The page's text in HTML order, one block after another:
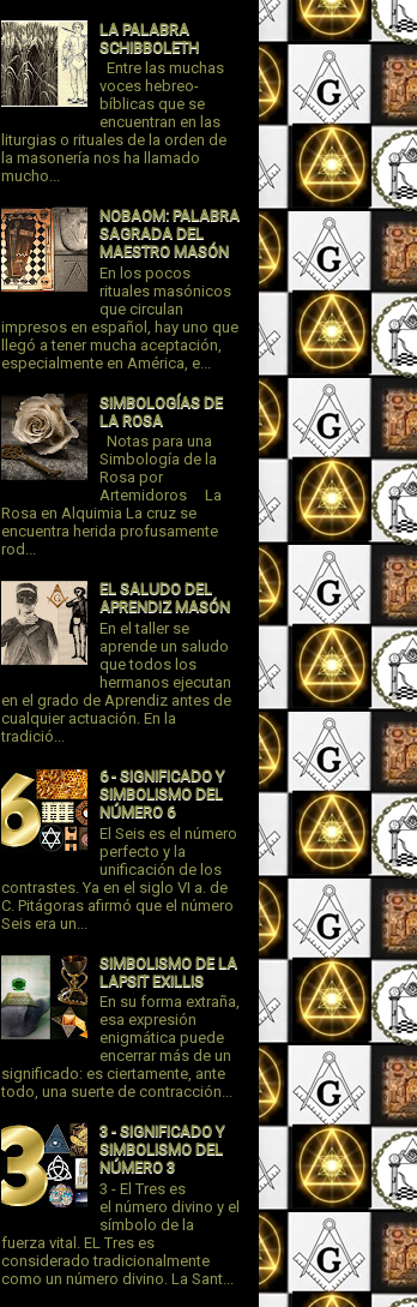
LA PALABRA
SCHIBBOLETH
Entre las muchas
voces hebreo-
bíblicas que se
encuentran en las
liturgias o rituales de la orden de
la masonería nos ha llamado
mucho...
NOBAOM: PALABRA
SAGRADA DEL
MAESTRO MASÓN
En los pocos
rituales masónicos
que circulan
impresos en español, hay uno que
llegó a tener mucha aceptación,
especialmente en América, e...
SIMBOLOGÍAS DE
LA ROSA
Notas para una
Simbología de la
Rosa por
Artemidoros La
Rosa en Alquimia La cruz se
encuentra herida profusamente
rod...
EL SALUDO DEL
APRENDIZ MASÓN
En el taller se
aprende un saludo
que todos los
hermanos ejecutan
en el grado de Aprendiz antes de
cualquier actuación. En la
tradició...
6 - SIGNIFICADO Y
SIMBOLISMO DEL
NÚMERO 6
El Seis es el número
perfecto y la
unificación de los
contrastes. Ya en el siglo VI a. de
C. Pitágoras afirmó que el número
Seis era un...
SIMBOLISMO DE LA
LAPSIT EXILLIS
En su forma extraña,
esa expresión
enigmática puede
encerrar más de un
significado: es ciertamente, ante
todo, una suerte de contracción...
3 - SIGNIFICADO Y
SIMBOLISMO DEL
NÚMERO 3
3 - El Tres es
el número divino y el
símbolo de la
fuerza vital. EL Tres es
considerado tradicionalmente
como un número divino. La Sant...